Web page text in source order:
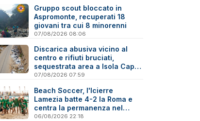
Gruppo scout bloccato in
Aspromonte, recuperati 18
giovani tra cui 8 minorenni
07/08/2026 08:06
Discarica abusiva vicino al
centro e rifiuti bruciati,
sequestrata area a Isola Capo
Rizzuto
07/08/2026 07:59
Beach Soccer, l'Icierre
Lamezia batte 4-2 la Roma e
centra la permanenza nel
massimo torneo nazionale
06/08/2026 22:18